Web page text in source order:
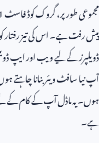
مجموعی طور پر، گروک کوڈ فاسٹ
پیش رفت ہے۔ اس کی تیز رفتار
ڈویلپرز کے لیے ویب اور ایپ
آپ نیا سافٹ ویئر بنانا چاہتے
ہوں۔ یہ ماڈل آپ کے کام کے لیے
ہے۔